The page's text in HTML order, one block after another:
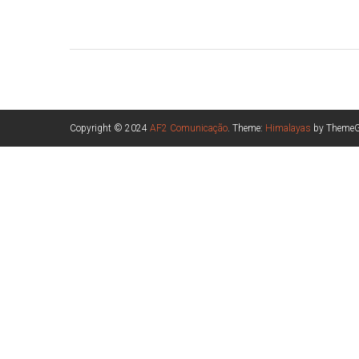
Copyright © 2024 AF2 Comunicação. Theme: Himalayas by